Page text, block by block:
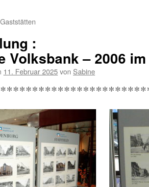
:
Volksbank – 2006
11. Februar 2025von Sabine